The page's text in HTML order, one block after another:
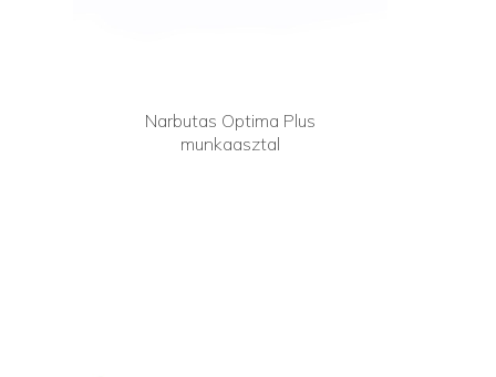
Narbutas Optima Plus
munkaasztal